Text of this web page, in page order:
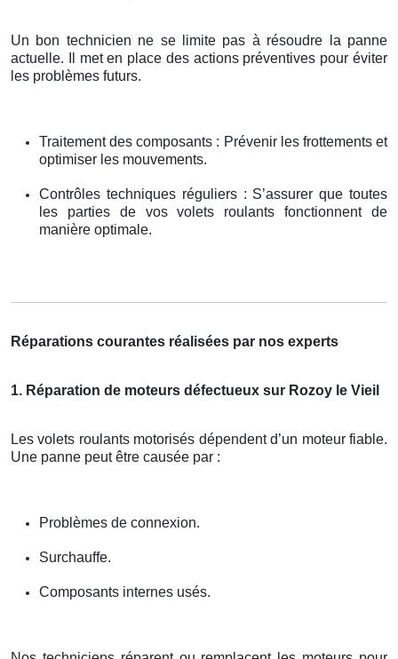
Un bon technicien ne se limite pas à résoudre la panne
actuelle. Il met en place des actions préventives pour éviter
les problèmes futurs.
Traitement des composants : Prévenir les frottements et
optimiser les mouvements.
Contrôles techniques réguliers : S’assurer que toutes
les parties de vos volets roulants fonctionnent de
manière optimale.
Réparations courantes réalisées par nos experts
1. Réparation de moteurs défectueux sur Rozoy le Vieil
Les volets roulants motorisés dépendent d’un moteur fiable.
Une panne peut être causée par :
Problèmes de connexion.
Surchauffe.
Composants internes usés.